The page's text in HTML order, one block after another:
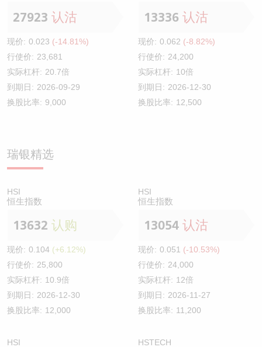
27923 认沽
现价: 0.023 (-14.81%)
行使价: 23,681
实际杠杆: 20.7倍
到期日: 2026-09-29
换股比率: 9,000
13336 认沽
现价: 0.062 (-8.82%)
行使价: 24,200
实际杠杆: 10倍
到期日: 2026-12-30
换股比率: 12,500
瑞银精选
HSI
恒生指数
13632 认购
现价: 0.104 (+6.12%)
行使价: 25,800
实际杠杆: 10.9倍
到期日: 2026-12-30
换股比率: 12,000
HSI
恒生指数
13054 认沽
现价: 0.051 (-10.53%)
行使价: 24,000
实际杠杆: 12倍
到期日: 2026-11-27
换股比率: 11,200
HSI HSTECH